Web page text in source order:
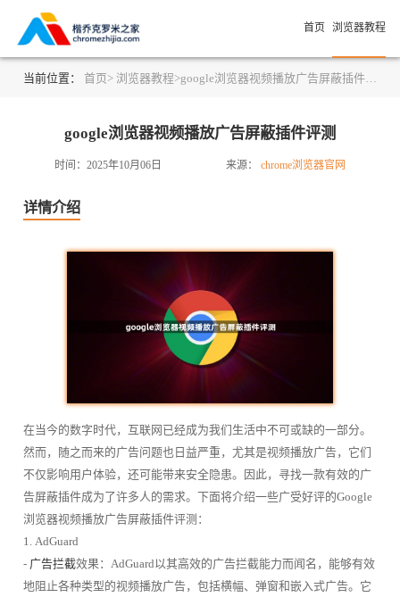
首页 浏览器教程
当前位置： 首页> 浏览器教程>google浏览器视频播放广告屏蔽插件评测
google浏览器视频播放广告屏蔽插件评测
时间：2025年10月06日 来源： chrome浏览器官网
详情介绍
在当今的数字时代，互联网已经成为我们生活中不可或缺的一部分。
然而，随之而来的广告问题也日益严重，尤其是视频播放广告，它们
不仅影响用户体验，还可能带来安全隐患。因此，寻找一款有效的广
告屏蔽插件成为了许多人的需求。下面将介绍一些广受好评的Google
浏览器视频播放广告屏蔽插件评测：
1. AdGuard
- 广告拦截效果：AdGuard以其高效的广告拦截能力而闻名，能够有效
地阻止各种类型的视频播放广告，包括横幅、弹窗和嵌入式广告。它